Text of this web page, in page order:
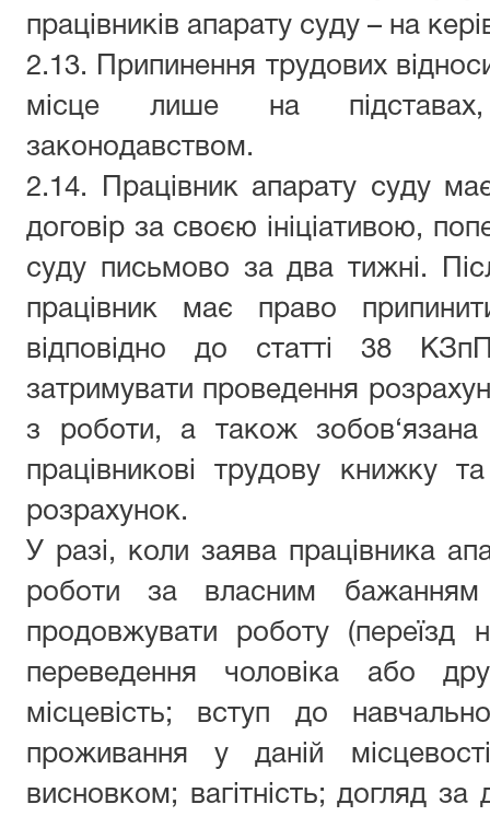
працівників апарату суду – на
2.13. Припинення трудових
місце лише на
законодавством.
2.14. Працівник апарату суду
договір за своєю ініціативою,
суду письмово за два тижні.
працівник має право
відповідно до статті 38
затримувати проведення
з роботи, а також
працівникові трудову книжку
розрахунок.
У разі, коли заява працівника
роботи за власним бажанням
продовжувати роботу (переїзд
переведення чоловіка або
місцевість; вступ до
проживання у даній
висновком; вагітність; догляд